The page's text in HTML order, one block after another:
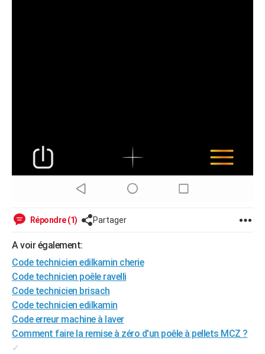
Répondre (1) Partager
A voir également:
Code technicien edilkamin cherie
Code technicien poêle ravelli
Code technicien brisach
Code technicien edilkamin
Code erreur machine à laver
Comment faire la remise à zéro d'un poêle à pellets MCZ ?
✓